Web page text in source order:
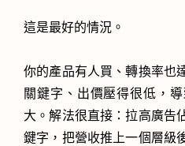
這是最好的情況。
你的產品有人買、轉換率也
關鍵字、出價壓得很低，
大。解法很直接：拉高廣告
鍵字，把營收推上一個層級